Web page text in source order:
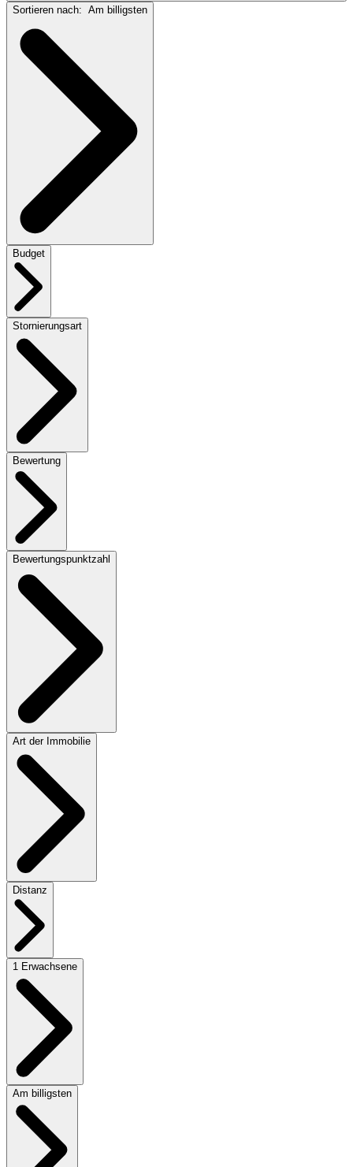
Sortieren nach: Am billigsten
Budget
Stornierungsart
Bewertung
Bewertungspunktzahl
Art der Immobilie
Distanz
1 Erwachsene
Am billigsten